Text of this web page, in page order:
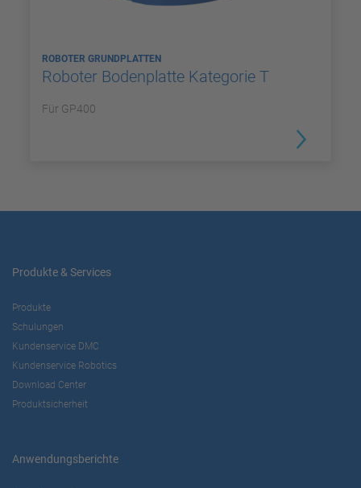
ROBOTER GRUNDPLATTEN
Roboter Bodenplatte Kategorie T
Für GP400
Produkte & Services
Produkte
Schulungen
Kundenservice DMC
Kundenservice Robotics
Download Center
Produktsicherheit
Anwendungsberichte